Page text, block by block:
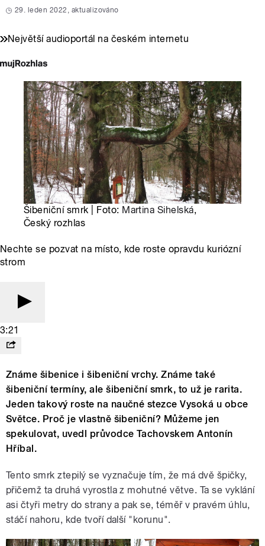
29. leden 2022, aktualizováno
Největší audioportál na českém internetu
Šibeniční smrk | Foto: Martina Sihelská,
Český rozhlas
Nechte se pozvat na místo, kde roste opravdu kuriózní
strom
3:21
Známe šibenice i šibeniční vrchy. Známe také
šibeniční termíny, ale šibeniční smrk, to už je rarita.
Jeden takový roste na naučné stezce Vysoká u obce
Světce. Proč je vlastně šibeniční? Můžeme jen
spekulovat, uvedl průvodce Tachovskem Antonín
Hříbal.
Tento smrk ztepilý se vyznačuje tím, že má dvě špičky,
přičemž ta druhá vyrostla z mohutné větve. Ta se vyklání
asi čtyři metry do strany a pak se, téměř v pravém úhlu,
stáčí nahoru, kde tvoří další "korunu".